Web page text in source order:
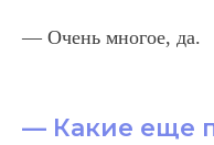
— Очень многое, да.
— Какие еще